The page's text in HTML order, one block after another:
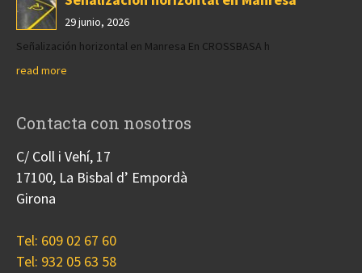
29 junio, 2026
Señalización horizontal en Manresa En CROSSBASA h
read more
Contacta con nosotros
C/ Coll i Vehí, 17
17100, La Bisbal d’ Empordà
Girona
Tel: 609 02 67 60
Tel: 932 05 63 58